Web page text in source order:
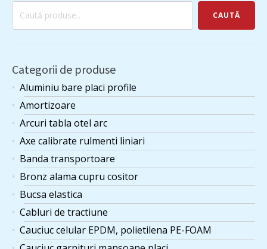
Caută
CAUTĂ
Categorii de produse
Aluminiu bare placi profile
Amortizoare
Arcuri tabla otel arc
Axe calibrate rulmenti liniari
Banda transportoare
Bronz alama cupru cositor
Bucsa elastica
Cabluri de tractiune
Cauciuc celular EPDM, polietilena PE-FOAM